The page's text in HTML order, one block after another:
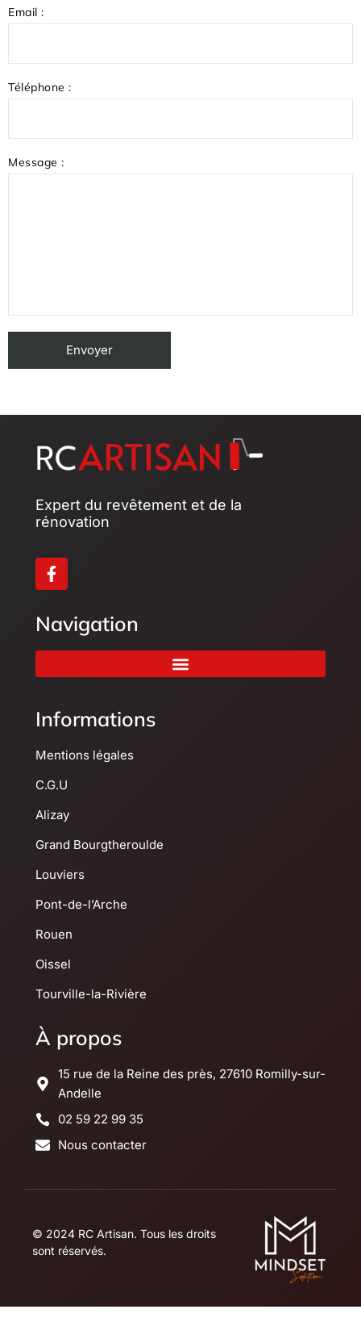
Email :
Téléphone :
Message :
Expert du revêtement et de la
rénovation
Navigation
Informations
Mentions légales
C.G.U
Alizay
Grand Bourgtheroulde
Louviers
Pont-de-l’Arche
Rouen
Oissel
Tourville-la-Rivière
À propos
15 rue de la Reine des près, 27610 Romilly-sur-
Andelle
02 59 22 99 35
Nous contacter
© 2024 RC Artisan. Tous les droits
sont réservés.